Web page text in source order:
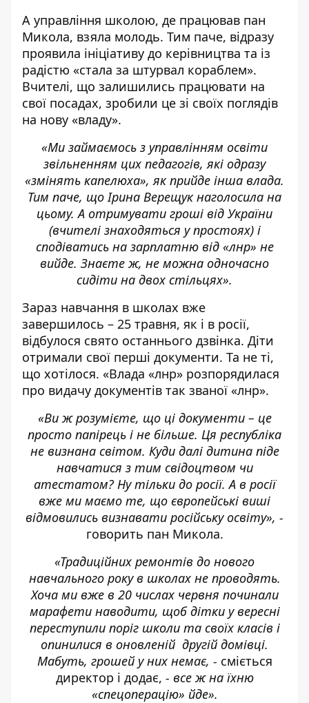
А управління школою, де працював пан
Микола, взяла молодь. Тим паче, відразу
проявила ініціативу до керівництва та із
радістю «стала за штурвал кораблем».
Вчителі, що залишились працювати на
свої посадах, зробили це зі своїх поглядів
на нову «владу».
«Ми займаємось з управлінням освіти
звільненням цих педагогів, які одразу
«змінять капелюха», як прийде інша влада.
Тим паче, що Ірина Верещук наголосила на
цьому. А отримувати гроші від України
(вчителі знаходяться у простоях) і
сподіватись на зарплатню від «лнр» не
вийде. Знаєте ж, не можна одночасно
сидіти на двох стільцях».
Зараз навчання в школах вже
завершилось – 25 травня, як і в росії,
відбулося свято останнього дзвінка. Діти
отримали свої перші документи. Та не ті,
що хотілося. «Влада «лнр» розпорядилася
про видачу документів так званої «лнр».
«Ви ж розумієте, що ці документи – це
просто папірець і не більше. Ця республіка
не визнана світом. Куди далі дитина піде
навчатися з тим свідоцтвом чи
атестатом? Ну тільки до росії. А в росії
вже ми маємо те, що європейські виші
відмовились визнавати російську освіту», -
говорить пан Микола.
«Традиційних ремонтів до нового
навчального року в школах не проводять.
Хоча ми вже в 20 числах червня починали
марафети наводити, щоб дітки у вересні
переступили поріг школи та своїх класів і
опинилися в оновленій другій домівці.
Мабуть, грошей у них немає, - сміється
директор і додає, - все ж на їхню
«спецоперацію» йде».